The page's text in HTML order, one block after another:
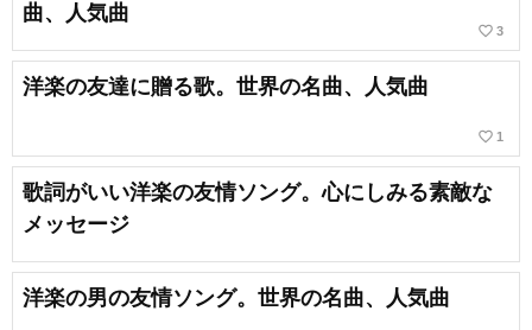
曲、人気曲
favorite_border 3
洋楽の友達に贈る歌。世界の名曲、人気曲
favorite_border 1
歌詞がいい洋楽の友情ソング。心にしみる素敵な
メッセージ
洋楽の男の友情ソング。世界の名曲、人気曲